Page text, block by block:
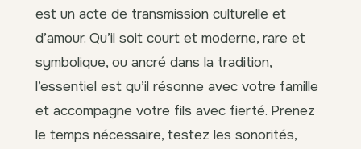
est un acte de transmission culturelle et
d’amour. Qu’il soit court et moderne, rare et
symbolique, ou ancré dans la tradition,
l’essentiel est qu’il résonne avec votre famille
et accompagne votre fils avec fierté. Prenez
le temps nécessaire, testez les sonorités,